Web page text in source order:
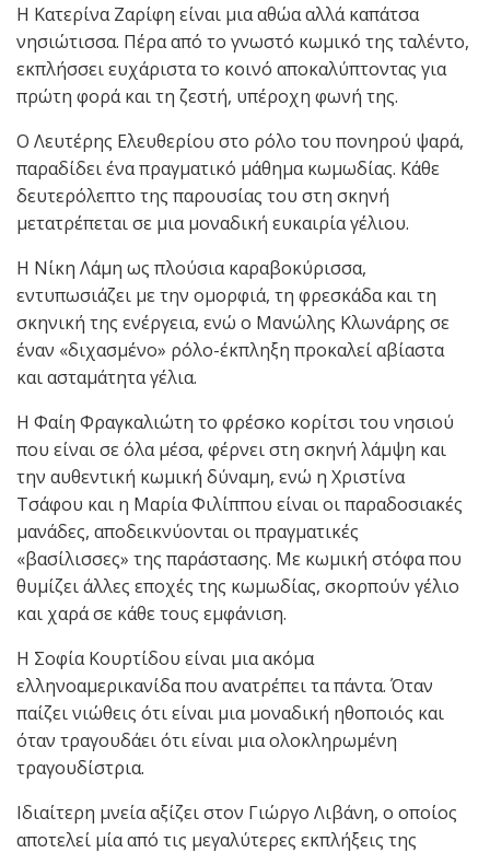
Η Κατερίνα Ζαρίφη είναι μια αθώα αλλά καπάτσα
νησιώτισσα. Πέρα από το γνωστό κωμικό της ταλέντο,
εκπλήσσει ευχάριστα το κοινό αποκαλύπτοντας για
πρώτη φορά και τη ζεστή, υπέροχη φωνή της.
Ο Λευτέρης Ελευθερίου στο ρόλο του πονηρού ψαρά,
παραδίδει ένα πραγματικό μάθημα κωμωδίας. Κάθε
δευτερόλεπτο της παρουσίας του στη σκηνή
μετατρέπεται σε μια μοναδική ευκαιρία γέλιου.
Η Νίκη Λάμη ως πλούσια καραβοκύρισσα,
εντυπωσιάζει με την ομορφιά, τη φρεσκάδα και τη
σκηνική της ενέργεια, ενώ ο Μανώλης Κλωνάρης σε
έναν «διχασμένο» ρόλο-έκπληξη προκαλεί αβίαστα
και ασταμάτητα γέλια.
Η Φαίη Φραγκαλιώτη το φρέσκο κορίτσι του νησιού
που είναι σε όλα μέσα, φέρνει στη σκηνή λάμψη και
την αυθεντική κωμική δύναμη, ενώ η Χριστίνα
Τσάφου και η Μαρία Φιλίππου είναι οι παραδοσιακές
μανάδες, αποδεικνύονται οι πραγματικές
«βασίλισσες» της παράστασης. Με κωμική στόφα που
θυμίζει άλλες εποχές της κωμωδίας, σκορπούν γέλιο
και χαρά σε κάθε τους εμφάνιση.
H Σοφία Κουρτίδου είναι μια ακόμα
ελληνοαμερικανίδα που ανατρέπει τα πάντα. Όταν
παίζει νιώθεις ότι είναι μια μοναδική ηθοποιός και
όταν τραγουδάει ότι είναι μια ολοκληρωμένη
τραγουδίστρια.
Ιδιαίτερη μνεία αξίζει στον Γιώργο Λιβάνη, ο οποίος
αποτελεί μία από τις μεγαλύτερες εκπλήξεις της